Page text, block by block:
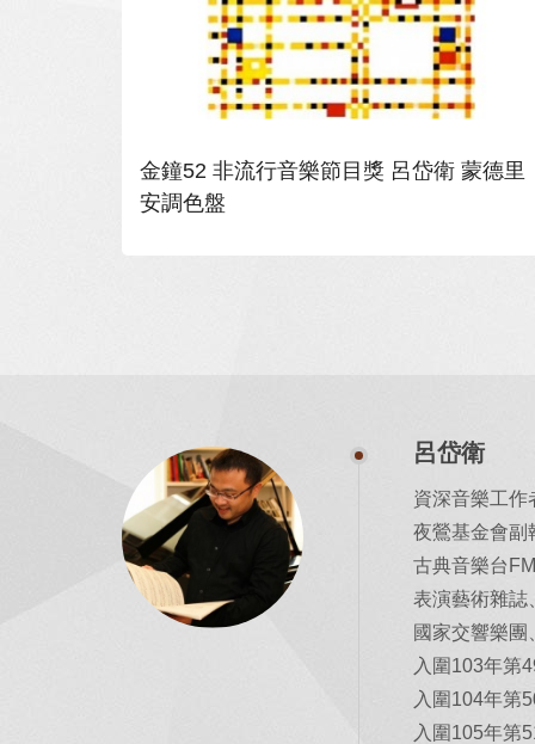
金鐘52 非流行音樂節目獎 呂岱衛 蒙德里
安調色盤
呂岱衛
資深音樂工作
夜鶯基金會副
古典音樂台
表演藝術雜誌
國家交響樂
入圍103年第
入圍104年第
入圍105年第